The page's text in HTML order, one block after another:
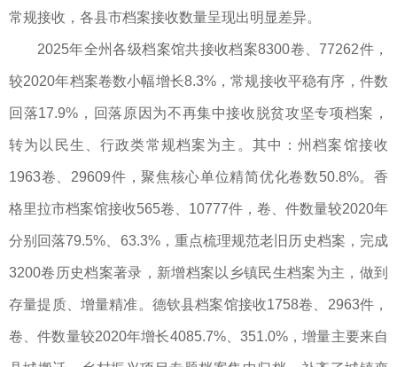
常规接收，各县市档案接收数量呈现出明显差异。
2025年全州各级档案馆共接收档案8300卷、77262件，
较2020年档案卷数小幅增长8.3%，常规接收平稳有序，件数
回落17.9%，回落原因为不再集中接收脱贫攻坚专项档案，
转为以民生、行政类常规档案为主。其中：州档案馆接收
1963卷、29609件，聚焦核心单位精简优化卷数50.8%。香
格里拉市档案馆接收565卷、10777件，卷、件数量较2020年
分别回落79.5%、63.3%，重点梳理规范老旧历史档案，完成
3200卷历史档案著录，新增档案以乡镇民生档案为主，做到
存量提质、增量精准。德钦县档案馆接收1758卷、2963件，
卷、件数量较2020年增长4085.7%、351.0%，增量主要来自